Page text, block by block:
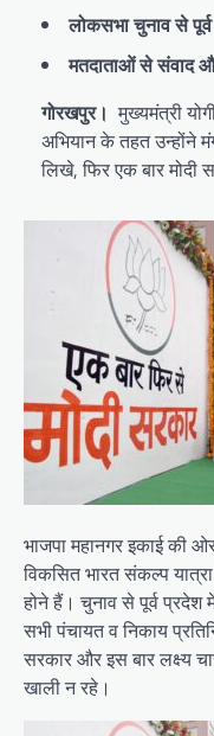
लोकसभा चुनाव से
मतदाताओं से संवाद
गोरखपुर। मुख्यमंत्री
अभियान के तहत उन्होंने
लिखे, फिर एक बार मोदी
भाजपा महानगर इकाई की
विकसित भारत संकल्प
होने हैं। चुनाव से पूर्व प्रदेश
सभी पंचायत व निकाय
सरकार और इस बार लक्ष्य
खाली न रहे।